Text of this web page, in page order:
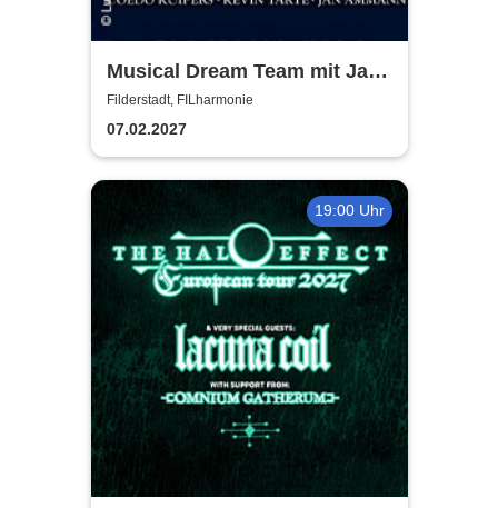
Musical Dream Team mit Jan
Ammann, Kevin Tarte, Oedo
Kuipers
Filderstadt, FILharmonie
07.02.2027
19:00 Uhr